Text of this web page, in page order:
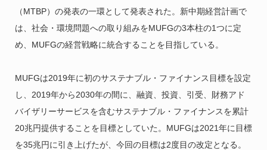
（MTBP）の発表の一環として発表された。新中期経営計画で
は、社会・環境問題への取り組みをMUFGの3本柱の1つに定
め、MUFGの経営戦略に統合することを目指している。
MUFGは2019年に初のサステナブル・ファイナンス目標を設定
し、2019年から2030年の間に、融資、投資、引受、財務アド
バイザリーサービスを含むサステナブル・ファイナンスを累計
20兆円提供することを目標としていた。MUFGは2021年に目標
を35兆円に引き上げたが、今回の目標は2度目の改定となる。